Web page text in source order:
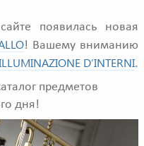
появилась новая
! Вашему вниманию
D’INTERNI.
предметов
дня!